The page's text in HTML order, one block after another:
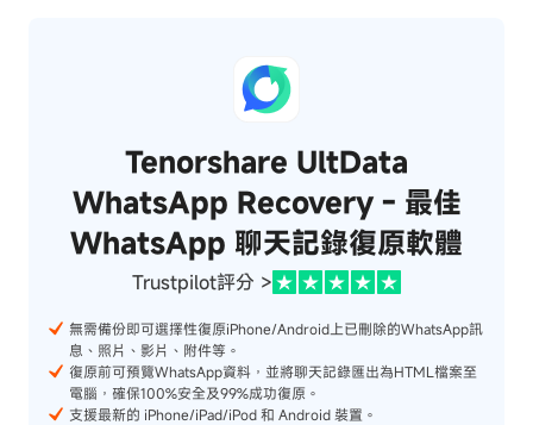
Tenorshare UltData
WhatsApp Recovery - 最佳
WhatsApp 聊天記錄復原軟體
Trustpilot評分 >
無需備份即可選擇性復原iPhone/Android上已刪除的WhatsApp訊
息、照片、影片、附件等。
復原前可預覽WhatsApp資料，並將聊天記錄匯出為HTML檔案至
電腦，確保100%安全及99%成功復原。
支援最新的 iPhone/iPad/iPod 和 Android 裝置。